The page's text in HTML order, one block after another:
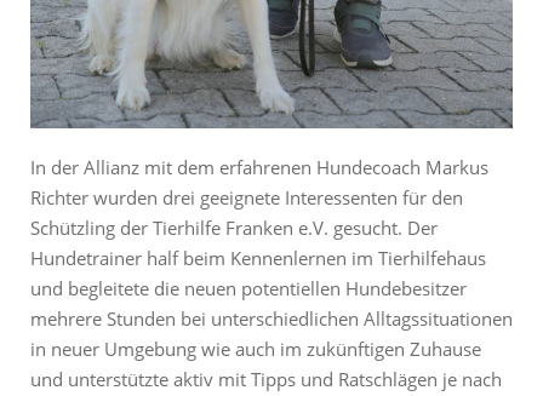
In der Allianz mit dem erfahrenen Hundecoach Markus
Richter wurden drei geeignete Interessenten für den
Schützling der Tierhilfe Franken e.V. gesucht. Der
Hundetrainer half beim Kennenlernen im Tierhilfehaus
und begleitete die neuen potentiellen Hundebesitzer
mehrere Stunden bei unterschiedlichen Alltagssituationen
in neuer Umgebung wie auch im zukünftigen Zuhause
und unterstützte aktiv mit Tipps und Ratschlägen je nach